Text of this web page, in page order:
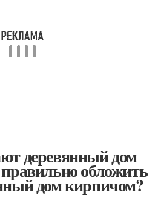
деревянный дом
обложить
дом кирпичом?